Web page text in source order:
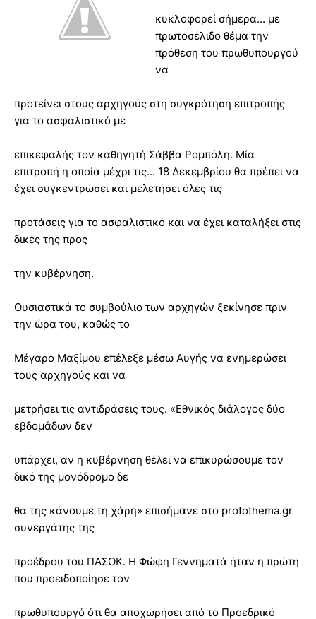
κυκλοφορεί σήμερα... με
πρωτοσέλιδο θέμα την
πρόθεση του πρωθυπουργού
να
προτείνει στους αρχηγούς στη συγκρότηση επιτροπής
για το ασφαλιστικό με
επικεφαλής τον καθηγητή Σάββα Ρομπόλη. Μία
επιτροπή η οποία μέχρι τις... 18 Δεκεμβρίου θα πρέπει να
έχει συγκεντρώσει και μελετήσει όλες τις
προτάσεις για το ασφαλιστικό και να έχει καταλήξει στις
δικές της προς
την κυβέρνηση.
Ουσιαστικά το συμβούλιο των αρχηγών ξεκίνησε πριν
την ώρα του, καθώς το
Μέγαρο Μαξίμου επέλεξε μέσω Αυγής να ενημερώσει
τους αρχηγούς και να
μετρήσει τις αντιδράσεις τους. «Εθνικός διάλογος δύο
εβδομάδων δεν
υπάρχει, αν η κυβέρνηση θέλει να επικυρώσουμε τον
δικό της μονόδρομο δε
θα της κάνουμε τη χάρη» επισήμανε στο protothema.gr
συνεργάτης της
προέδρου του ΠΑΣΟΚ. Η Φώφη Γεννηματά ήταν η πρώτη
που προειδοποίησε τον
πρωθυπουργό ότι θα αποχωρήσει από το Προεδρικό